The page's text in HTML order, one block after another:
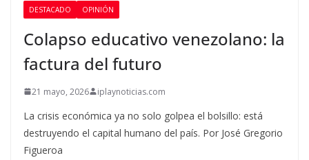
DESTACADO OPINIÓN
Colapso educativo venezolano: la
factura del futuro
21 mayo, 2026 iplaynoticias.com
La crisis económica ya no solo golpea el bolsillo: está
destruyendo el capital humano del país. Por José Gregorio
Figueroa